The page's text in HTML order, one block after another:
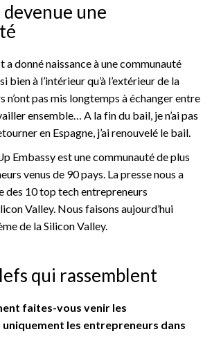
une
a donné naissance à une communauté
bien à l’intérieur qu’à l’extérieur de la
n’ont pas mis longtemps à échanger entre
ensemble… A la fin du bail, je n’ai pas
en Espagne, j’ai renouvelé le bail.
Embassy est une communauté de plus
venus de 90 pays. La presse nous a
des 10 top tech entrepreneurs
Valley. Nous faisons aujourd’hui
de la Silicon Valley.
qui rassemblent
faites-vous venir les
les entrepreneurs dans